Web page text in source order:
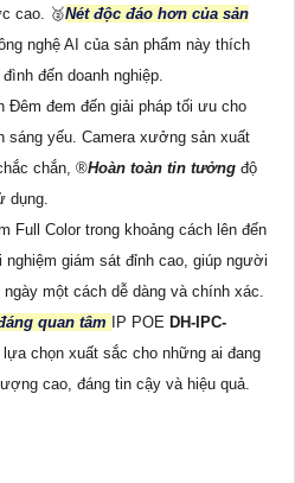
cao. 🥈️Nét độc đáo hơn của sản
nghệ AI của sản phẩm này thích
đến doanh nghiệp.
Đêm đem đến giải pháp tối ưu cho
sáng yếu. Camera xưởng sản xuất
chắn, ®️Hoàn toàn tin tưởng độ
dụng.
Full Color trong khoảng cách lên đến
giám sát đỉnh cao, giúp người
một cách dễ dàng và chính xác.
quan tâm IP POE DH-IPC-
lựa chọn xuất sắc cho những ai đang
cao, đáng tin cậy và hiệu quả.